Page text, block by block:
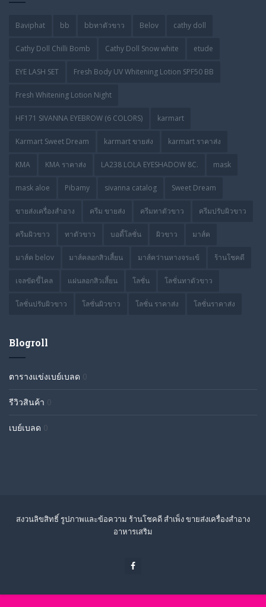
Baviphat bb bbทาตัวขาว Belov cathy doll
Cathy Doll Chilli Bomb Cathy Doll Snow white etude
EYE LASH SET Fresh Body UV Whitening Lotion SPF50 BB
Fresh Whitening Lotion Night
HF171 SIVANNA EYEBROW (6 COLORS) karmart
Karmart Sweet Dream karmart ขายส่ง karmart ราคาส่ง
KMA KMA ราคาส่ง LA238 LOLA EYESHADOW 8C. mask
mask aloe Pibamy sivanna catalog Sweet Dream
ขายส่งเครื่องสำอาง ครีม ขายส่ง ครีมทาตัวขาว ครีมปรับผิวขาว
ครีมผิวขาว ทาตัวขาว บอดี้โลชั่น ผิวขาว มาส์ค
มาส์ค belov มาส์คลอกสิวเสี้ยน มาส์คว่านหางจระเข้ ร้านโชคดี
เจลขัดขี้ไคล แผ่นลอกสิวเสี้ยน โลชั่น โลชั่นทาตัวขาว
โลชั่นปรับผิวขาว โลชั่นผิวขาว โลชั่น ราคาส่ง โลชั่นราคาส่ง
Blogroll
ตารางแข่งเบย์เบลด 0
รีวิวสินค้า 0
เบย์เบลด 0
สงวนลิขสิทธิ์ รูปภาพและข้อความ ร้านโชคดี สำเพ็ง ขายส่งเครื่องสำอาง
อาหารเสริม